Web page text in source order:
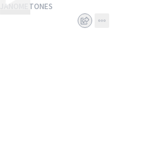
JANOMETONES